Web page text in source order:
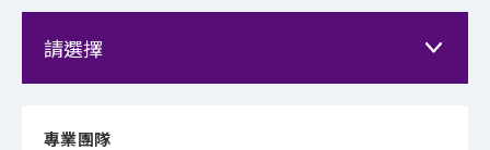
專業團隊